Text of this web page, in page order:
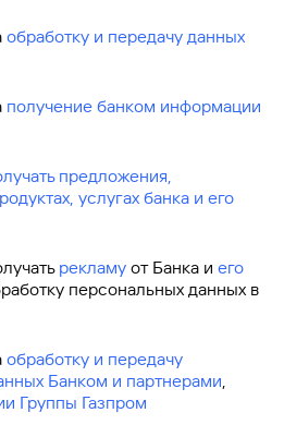
обработку и передачу данных
получение банком информации
предложения,
услугах банка и его
рекламу от Банка и его
персональных данных в
обработку и передачу
Банком и партнерами,
Группы Газпром